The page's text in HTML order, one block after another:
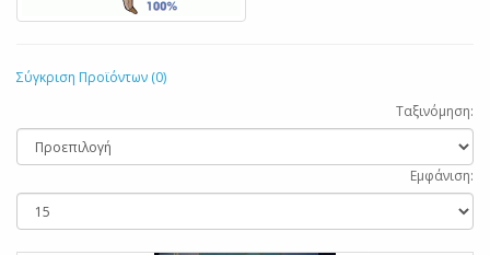
Σύγκριση Προϊόντων (0)
Ταξινόμηση:
Εμφάνιση: